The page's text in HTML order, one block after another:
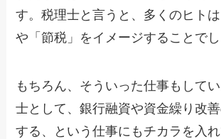
す。税理士と言うと、多くのヒトは
や「節税」をイメージすることでし
もちろん、そういった仕事もして
士として、銀行融資や資金繰り改
する、という仕事にもチカラを入れ